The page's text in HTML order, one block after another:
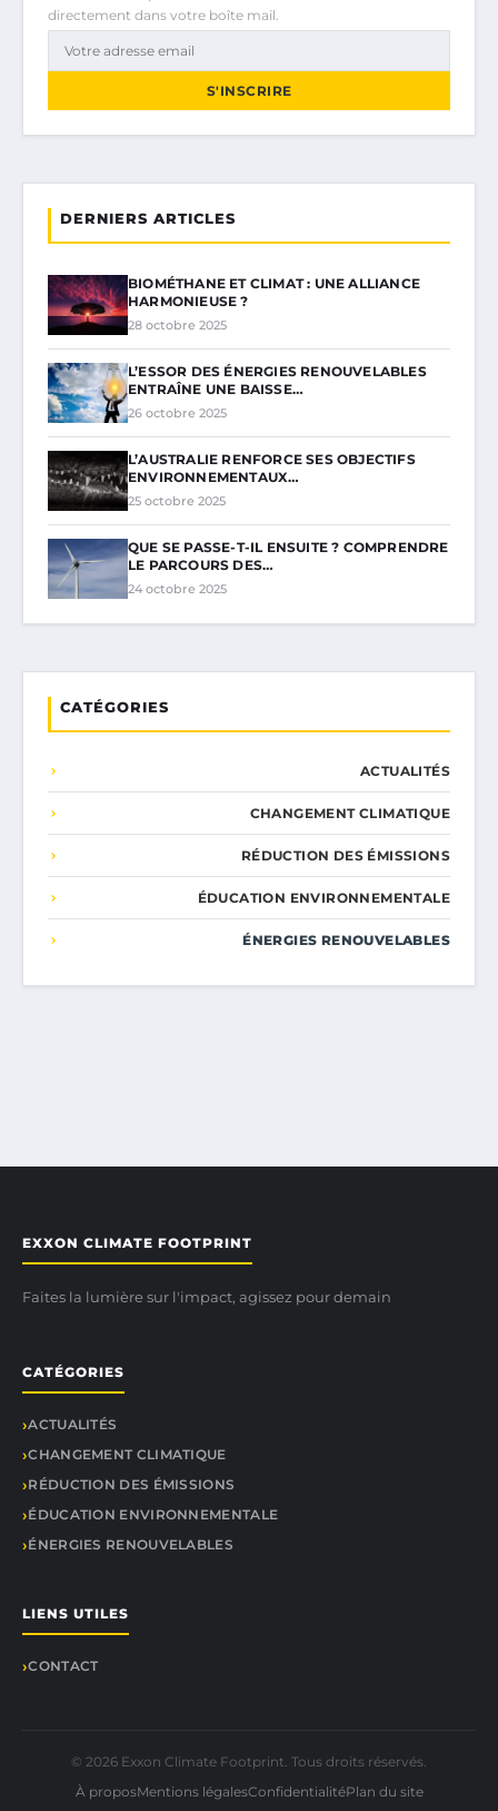
directement dans votre boîte mail.
S'INSCRIRE
DERNIERS ARTICLES
BIOMÉTHANE ET CLIMAT : UNE ALLIANCE
HARMONIEUSE ?
28 octobre 2025
L’ESSOR DES ÉNERGIES RENOUVELABLES
ENTRAÎNE UNE BAISSE…
26 octobre 2025
L’AUSTRALIE RENFORCE SES OBJECTIFS
ENVIRONNEMENTAUX…
25 octobre 2025
QUE SE PASSE-T-IL ENSUITE ? COMPRENDRE
LE PARCOURS DES…
24 octobre 2025
CATÉGORIES
ACTUALITÉS
CHANGEMENT CLIMATIQUE
RÉDUCTION DES ÉMISSIONS
ÉDUCATION ENVIRONNEMENTALE
ÉNERGIES RENOUVELABLES
EXXON CLIMATE FOOTPRINT
Faites la lumière sur l'impact, agissez pour demain
CATÉGORIES
ACTUALITÉS
CHANGEMENT CLIMATIQUE
RÉDUCTION DES ÉMISSIONS
ÉDUCATION ENVIRONNEMENTALE
ÉNERGIES RENOUVELABLES
LIENS UTILES
CONTACT
© 2026 Exxon Climate Footprint. Tous droits réservés.
À proposMentions légalesConfidentialitéPlan du site